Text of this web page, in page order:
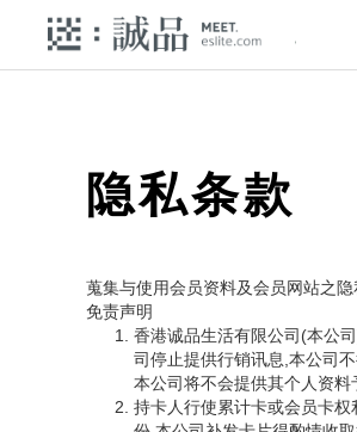
隐私条款
蒐集与使用会员资料及会员网站之
免责声明
香港诚品生活有限公司(本公
司停止提供行销讯息,本公司
本公司将不会提供其个人资料
持卡人行使累计卡或会员卡